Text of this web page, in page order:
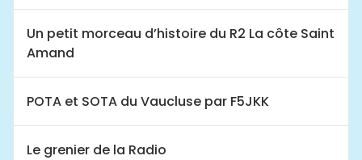
Un petit morceau d’histoire du R2 La côte Saint
Amand
POTA et SOTA du Vaucluse par F5JKK
Le grenier de la Radio